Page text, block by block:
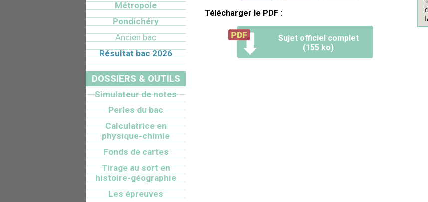
Télécharger le PDF :
Sujet officiel complet
(155 ko)
Métropole
Pondichéry
Ancien bac
Résultat bac 2026
DOSSIERS & OUTILS
Simulateur de notes
Perles du bac
Calculatrice en
physique-chimie
Fonds de cartes
Tirage au sort en
histoire-géographie
Les épreuves